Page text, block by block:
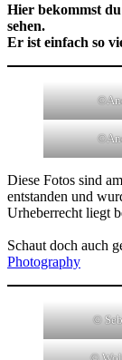
Hier bekommst
sehen.
Er ist einfach so
Diese Fotos sind
entstanden und
Urheberrecht liegt
Schaut doch auch
Photography
©